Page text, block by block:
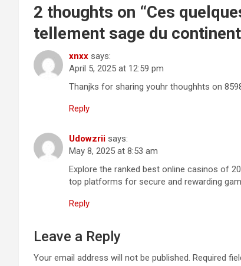
2 thoughts on “Ces
tellement sage du
xnxx says:
April 5, 2025 at 12:59 pm
Thanjks for sharing youhr thoughhts on
Reply
Udowzrii says:
May 8, 2025 at 8:53 am
Explore the ranked best online casinos of
top platforms for secure and rewarding
Reply
Leave a Reply
Your email address will not be published. Required